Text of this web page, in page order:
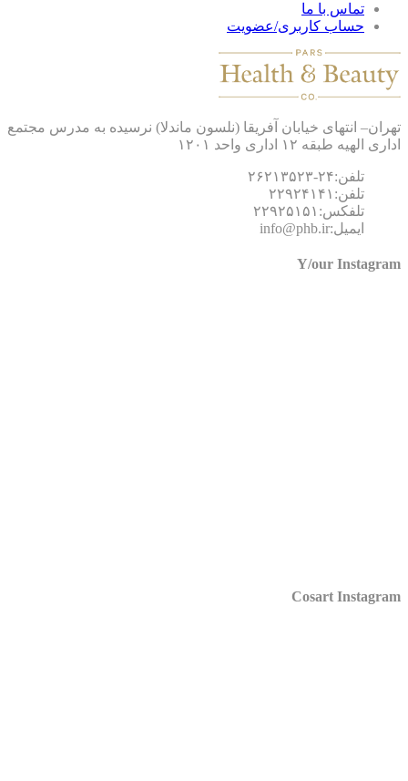
تماس با ما
حساب کاربری/عضویت
انتهای خیابان آفریقا (نلسون ماندلا) نرسیده به مدرس مجتمع
الهیه طبقه ۱۲ اداری واحد ۱۲۰۱
تلفن:۲۴-۲۶۲۱۳۵۲۳
تلفن:۲۲۹۲۴۱۴۱
تلفکس:۲۲۹۲۵۱۵۱
ایمیل:info@phb.ir
Y/our
Cosart